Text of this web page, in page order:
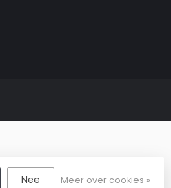
Nee Meer over cookies »